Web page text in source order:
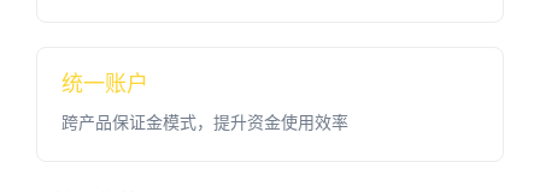
统一账户
跨产品保证金模式，提升资金使用效率